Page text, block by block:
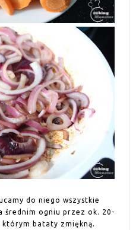
do niego wszystkie
średnim ogniu przez ok. 20-
bataty zmiękną.